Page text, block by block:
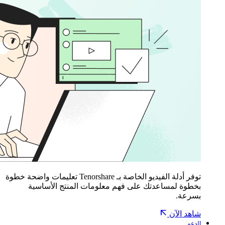
توفر أدلة الفيديو الخاصة بـ Tenorshare تعليمات واضحة خطوة
بخطوة لمساعدتك على فهم معلومات المنتج الأساسية
بسرعة.
شاهد الآن
الدعم